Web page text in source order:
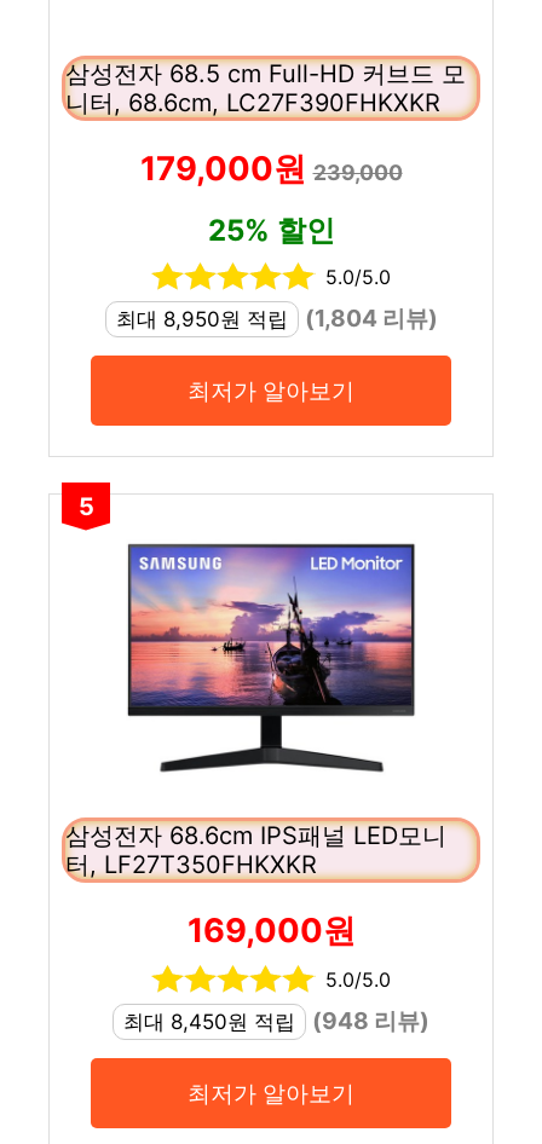
삼성전자 68.5 cm Full-HD 커브드 모
니터, 68.6cm, LC27F390FHKXKR
179,000원239,000
25% 할인
5.0/5.0
최대 8,950원 적립
(1,804 리뷰)
최저가 알아보기
5
삼성전자 68.6cm IPS패널 LED모니
터, LF27T350FHKXKR
169,000원
5.0/5.0
최대 8,450원 적립
(948 리뷰)
최저가 알아보기